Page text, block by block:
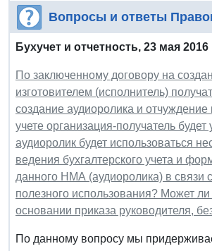
Вопросы и ответы
Бухучет и отчетность, 23 мая 2016
По заключенному договору на
изготовителем (исполнитель)
создание аудиоролика и
учете организация-получатель
аудиоролик будет использоваться
ведения бухгалтерского учета и
данного НМА (аудиоролика) в связи
полезного использования? Может
основании приказа руководителя,
По данному вопросу мы